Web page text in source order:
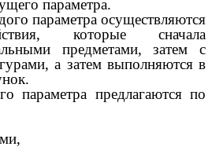
параметра.
параметра осуществляются
которые сначала
предметами, затем с
а затем выполняются в
параметра предлагаются по